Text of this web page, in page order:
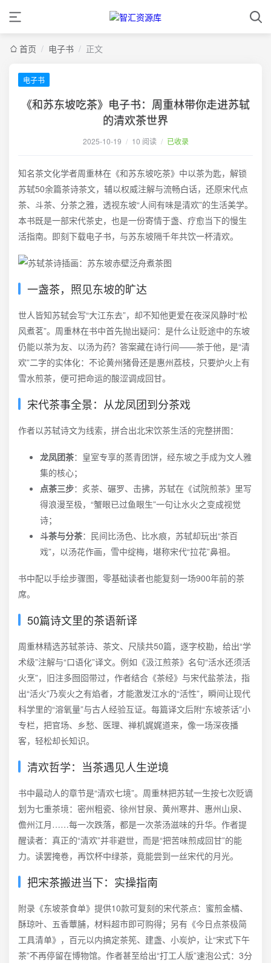
首页 / 电子书 / 正文
电子书
《和苏东坡吃茶》电子书：周重林带你走进苏轼
的清欢茶世界
2025-10-19 / 10 阅读 / 已收录
知名茶文化学者周重林在《和苏东坡吃茶》中以茶为匙，解锁
苏轼50余篇茶诗茶文，辅以权威注解与流畅白话，还原宋代点
茶、斗茶、分茶之雅，透视东坡“人间有味是清欢”的生活美学。
本书既是一部宋代茶史，也是一份寄情于盏、疗愈当下的慢生
活指南。即刻下载电子书，与苏东坡隔千年共饮一杯清欢。
一盏茶，照见东坡的旷达
世人皆知苏轼会写“大江东去”，却不知他更爱在夜深风静时“松
风煮茗”。周重林在书中首先抛出疑问：是什么让贬途中的东坡
仍能以茶为友、以汤为药？答案藏在诗行间——茶于他，是“清
欢”二字的实体化：不论黄州猪骨还是惠州荔枝，只要炉火上有
雪水煎茶，便可把命运的酸涩调成回甘。
宋代茶事全景：从龙凤团到分茶戏
作者以苏轼诗文为线索，拼合出北宋饮茶生活的完整拼图：
龙凤团茶：皇室专享的蒸青团饼，经东坡之手成为文人雅
集的核心；
点茶三步：炙茶、碾罗、击拂，苏轼在《试院煎茶》里写
得浪漫至极，“蟹眼已过鱼眼生”一句让水火之变成视觉
诗；
斗茶与分茶：民间比汤色、比水痕，苏轼却玩出“茶百
戏”，以汤花作画，雪中绽梅，堪称宋代“拉花”鼻祖。
书中配以手绘步骤图，零基础读者也能复刻一场900年前的茶
席。
50篇诗文里的茶语新译
周重林精选苏轼茶诗、茶文、尺牍共50篇，逐字校勘，给出“学
术级”注解与“口语化”译文。例如《汲江煎茶》名句“活水还须活
火烹”，旧注多囫囵带过，作者结合《茶经》与宋代盐茶法，指
出“活火”乃炭火之有焰者，才能激发江水的“活性”，瞬间让现代
科学里的“溶氧量”与古人经验互证。每篇译文后附“东坡茶话”小
专栏，把官场、乡愁、医理、禅机娓娓道来，像一场深夜播
客，轻松却长知识。
清欢哲学：当茶遇见人生逆境
书中最动人的章节是“清欢七境”。周重林把苏轼一生按七次贬谪
划为七重茶境：密州粗瓷、徐州甘泉、黄州寒井、惠州山泉、
儋州江月……每一次跌落，都是一次茶汤滋味的升华。作者提
醒读者：真正的“清欢”并非避世，而是“把苦味煎成回甘”的能
力。读罢掩卷，再饮杯中绿茶，竟能尝到一丝宋代的月光。
把宋茶搬进当下：实操指南
附录《东坡茶食单》提供10款可复刻的宋代茶点：蜜煎金橘、
酥琼叶、五香蕈脯，材料超市即可购得；另有《今日点茶极简
工具清单》，百元以内搞定茶筅、建盏、小炭炉，让“宋式下午
茶”不再停留在博物馆。作者甚至给出“打工人版”速泡公式：3分